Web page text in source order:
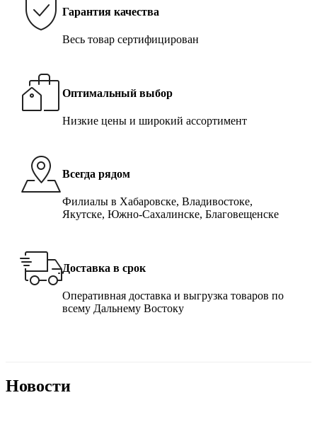
Гарантия качества
Весь товар сертифицирован
Оптимальный выбор
Низкие цены и широкий ассортимент
Всегда рядом
Филиалы в Хабаровске, Владивостоке,
Якутске, Южно-Сахалинске, Благовещенске
Доставка в срок
Оперативная доставка и выгрузка товаров по
всему Дальнему Востоку
Новости